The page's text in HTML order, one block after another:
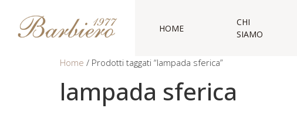
HOME
CHI
SIAMO
Home / Prodotti taggati “lampada sferica”
lampada sferica